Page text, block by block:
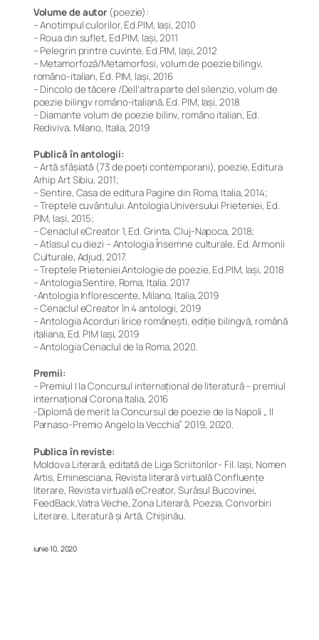
Volume de autor (poezie):
– Anotimpul culorilor, Ed.PIM, Iași, 2010
– Roua din suflet, Ed.PIM, Iaşi, 2011
– Pelegrin printre cuvinte, Ed.PIM, Iași, 2012
– Metamorfoză/Metamorfosi, volum de poezie bilingv,
româno-italian, Ed. PIM, Iaşi, 2016
– Dincolo de tăcere /Dell’altra parte del silenzio, volum de
poezie bilingv româno-italiană, Ed. PIM, Iaşi, 2018
– Diamante volum de poezie bilinv, româno italian, Ed.
Rediviva, Milano, Italia, 2019
Publică în antologii:
– Artă sfâşiată (73 de poeţi contemporani), poezie, Editura
Arhip Art Sibiu, 2011;
– Sentire, Casa de editura Pagine din Roma, Italia, 2014;
– Treptele cuvântului. Antologia Universului Prieteniei, Ed.
PIM, Iaşi, 2015;
– Cenaclul eCreator 1, Ed. Grinta, Cluj-Napoca, 2018;
– Atlasul cu diezi – Antologia Însemne culturale, Ed. Armonii
Culturale, Adjud, 2017.
– Treptele Prieteniei.Antologie de poezie, Ed.PIM, Iaşi, 2018
– Antologia Sentire, Roma, Italia. 2017
-Antologia Inflorescente, Milano, Italia, 2019
– Cenaclul eCreator în 4 antologii, 2019
– Antologia Acorduri lirice românești, ediție bilingvă, română
italiana, Ed. PIM Iași, 2019
– Antologia Cenaclul de la Roma, 2020.
Premii:
– Premiul I la Concursul internațional de literatură – premiul
internaţional Corona Italia, 2016
-Diplomă de merit la Concursul de poezie de la Napoli „ Il
Parnaso-Premio Angelo la Vecchia” 2019, 2020.
Publica în reviste:
Moldova Literară, editată de Liga Scriitorilor- Fil. Iaşi, Nomen
Artis, Eminesciana, Revista literară virtuală Confluențe
literare, Revista virtuală eCreator, Surâsul Bucovinei,
FeedBack,Vatra Veche, Zona Literară, Poezia, Convorbiri
Literare, Literatură și Artă, Chișinău.
iunie 10, 2020